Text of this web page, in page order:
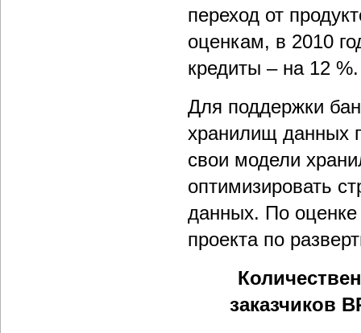
переход от
оценкам, в 2010
кредиты – на 12 %.
Для поддержки
хранилищ данных
свои модели
оптимизировать
данных. По оценке
проекта по
заказчиков